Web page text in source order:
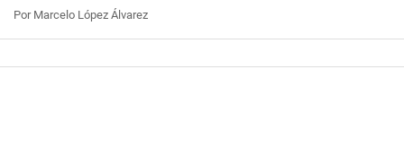
Por Marcelo López Álvarez